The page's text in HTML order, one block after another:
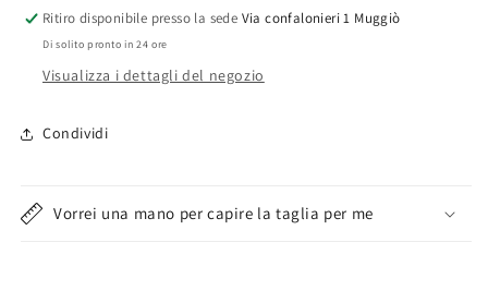
Ritiro disponibile presso la sede Via confalonieri 1 Muggiò
Di solito pronto in 24 ore
Visualizza i dettagli del negozio
Condividi
Vorrei una mano per capire la taglia per me